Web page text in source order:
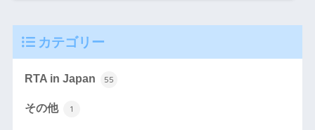
カテゴリー
RTA in Japan 55
その他 1